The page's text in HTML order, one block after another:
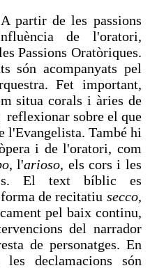
A partir de les passions
de l'oratori,
Passions Oratòriques.
són acompanyats pel
Fet important,
situa corals i àries de
sobre el que
l'Evangelista. També hi
i de l'oratori, com
, l'arioso, els cors i les
El text bíblic es
de recitatiu secco,
pel baix continu,
del narrador
de personatges. En
les declamacions són